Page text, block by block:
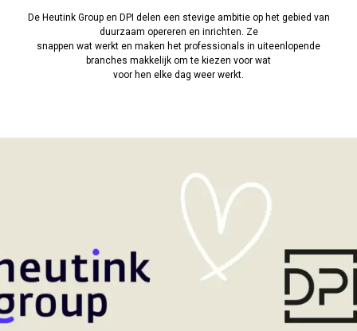
De Heutink Group en DPI delen een stevige ambitie op het gebied van
duurzaam opereren en inrichten. Ze
snappen wat werkt en maken het professionals in uiteenlopende
branches makkelijk om te kiezen voor wat
voor hen elke dag weer werkt.